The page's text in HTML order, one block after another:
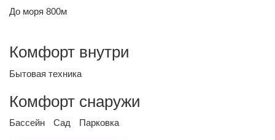
До моря 800м
Комфорт внутри
Бытовая техника
Комфорт снаружи
Бассейн Сад Парковка